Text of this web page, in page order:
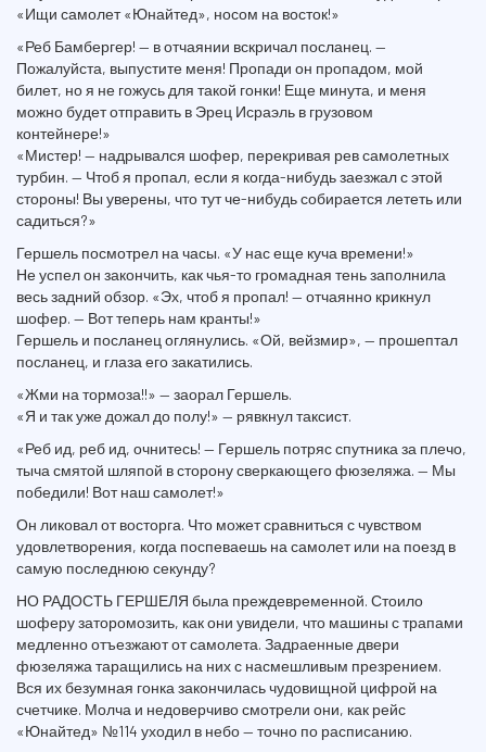
«Ищи самолет «Юнайтед», носом на восток!»
«Реб Бамбергер! — в отчаянии вскричал посланец. —
Пожалуйста, выпустите меня! Пропади он пропадом, мой
билет, но я не гожусь для такой гонки! Еще минута, и меня
можно будет отправить в Эрец Исраэль в грузовом
контейнере!»
«Мистер! — надрывался шофер, перекривая рев самолетных
турбин. — Чтоб я пропал, если я когда-нибудь заезжал с этой
стороны! Вы уверены, что тут че-нибудь собирается лететь или
садиться?»
Гершель посмотрел на часы. «У нас еще куча времени!»
Не успел он закончить, как чья-то громадная тень заполнила
весь задний обзор. «Эх, чтоб я пропал! — отчаянно крикнул
шофер. — Вот теперь нам кранты!»
Гершель и посланец оглянулись. «Ой, вейзмир», — прошептал
посланец, и глаза его закатились.
«Жми на тормоза!!» — заорал Гершель.
«Я и так уже дожал до полу!» — рявкнул таксист.
«Реб ид, реб ид, очнитесь! — Гершель потряс спутника за плечо,
тыча смятой шляпой в сторону сверкающего фюзеляжа. — Мы
победили! Вот наш самолет!»
Он ликовал от восторга. Что может сравниться с чувством
удовлетворения, когда поспеваешь на самолет или на поезд в
самую последнюю секунду?
НО РАДОСТЬ ГЕРШЕЛЯ была преждевременной. Стоило
шоферу заторомозить, как они увидели, что машины с трапами
медленно отъезжают от самолета. Задраенные двери
фюзеляжа таращились на них с насмешливым презрением.
Вся их безумная гонка закончилась чудовищной цифрой на
счетчике. Молча и недоверчиво смотрели они, как рейс
«Юнайтед» №114 уходил в небо — точно по расписанию.